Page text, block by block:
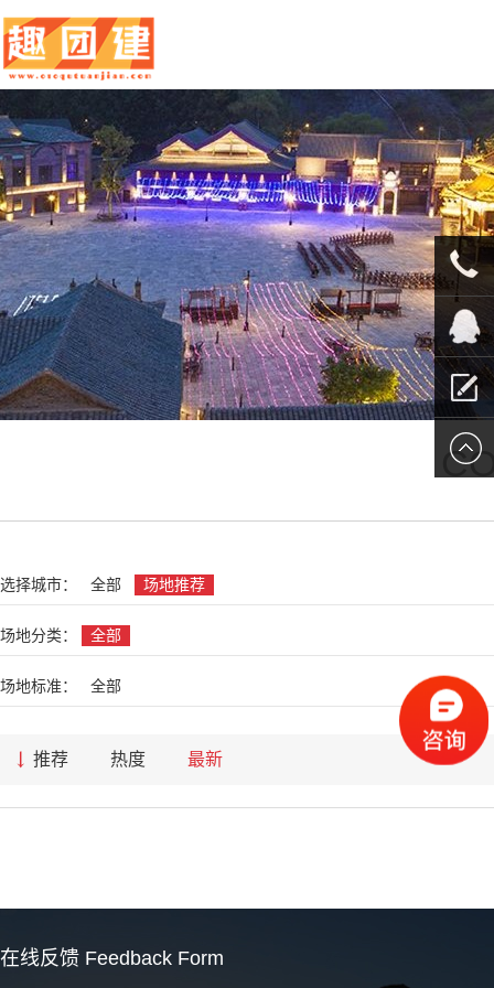
选择城市： 全部 场地推荐
场地分类： 全部
场地标准： 全部
推荐 热度 最新
010-
QQ客服
留言报
在线反馈 Feedback Form